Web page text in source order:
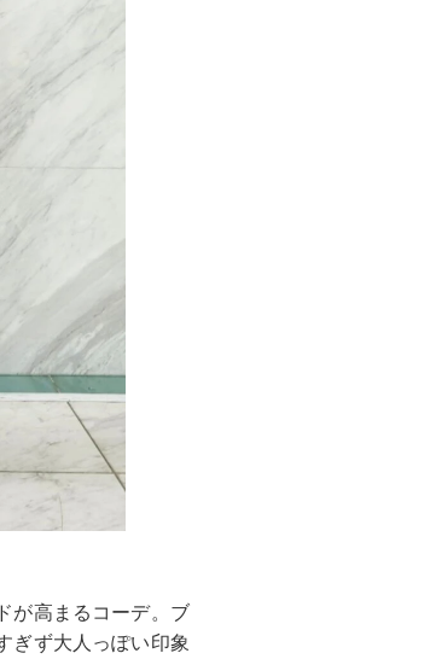
が高まるコーデ。ブ
ぎず大人っぽい印象